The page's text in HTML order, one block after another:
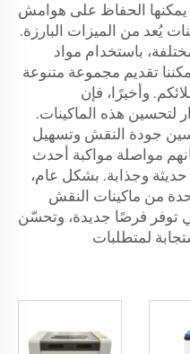
يمكنها الحفاظ على هوامش
يُعد من الميزات البارزة.
باستخدام مواد
تقديم مجموعة متنوعة
وأخيرًا، فإن
لتحسين هذه الماكينات.
جودة النقش وتسهيل
مواصلة مواكبة أحدث
وجذابة. بشكل عام،
من ماكينات النقش
توفر فرصًا جديدة، وتحسّن
لمتطلبات